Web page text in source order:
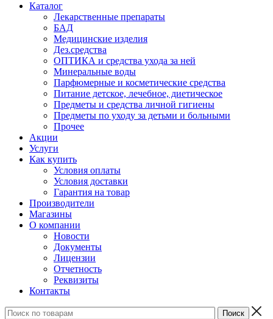
Каталог
Лекарственные препараты
БАД
Медицинские изделия
Дез.средства
ОПТИКА и средства ухода за ней
Минеральные воды
Парфюмерные и косметические средства
Питание детское, лечебное, диетическое
Предметы и средства личной гигиены
Предметы по уходу за детьми и больными
Прочее
Акции
Услуги
Как купить
Условия оплаты
Условия доставки
Гарантия на товар
Производители
Магазины
О компании
Новости
Документы
Лицензии
Отчетность
Реквизиты
Контакты